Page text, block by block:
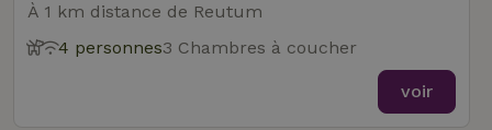
À 1 km distance de Reutum
4 personnes3 Chambres à coucher
voir